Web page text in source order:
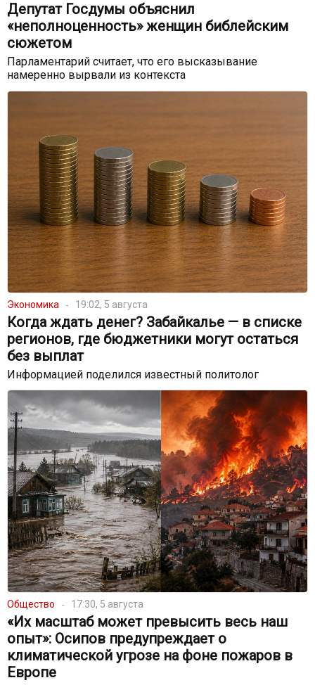
Депутат Госдумы объяснил
«неполноценность» женщин библейским
сюжетом
Парламентарий считает, что его высказывание
намеренно вырвали из контекста
Экономика 19:02, 5 августа
Когда ждать денег? Забайкалье — в списке
регионов, где бюджетники могут остаться
без выплат
Информацией поделился известный политолог
Общество 17:30, 5 августа
«Их масштаб может превысить весь наш
опыт»: Осипов предупреждает о
климатической угрозе на фоне пожаров в
Европе